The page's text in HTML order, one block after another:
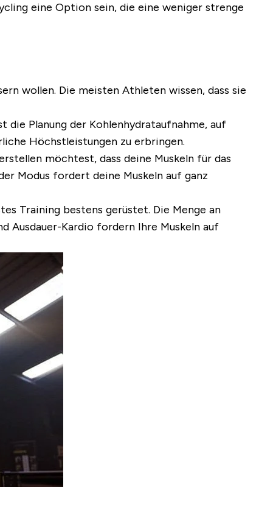
eine Option sein, die eine weniger strenge
wollen. Die meisten Athleten wissen, dass sie
Planung der Kohlenhydrataufnahme, auf
Höchstleistungen zu erbringen.
möchtest, dass deine Muskeln für das
Modus fordert deine Muskeln auf ganz
Training bestens gerüstet. Die Menge an
Ausdauer-Kardio fordern Ihre Muskeln auf